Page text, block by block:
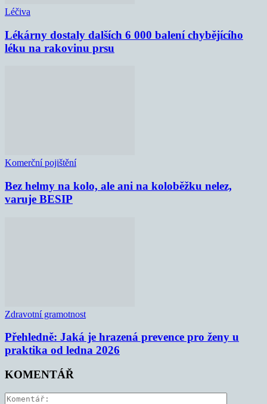
Léčiva
Lékárny dostaly dalších 6 000 balení chybějícího
léku na rakovinu prsu
Komerční pojištění
Bez helmy na kolo, ale ani na koloběžku nelez,
varuje BESIP
Zdravotní gramotnost
Přehledně: Jaká je hrazená prevence pro ženy u
praktika od ledna 2026
KOMENTÁŘ